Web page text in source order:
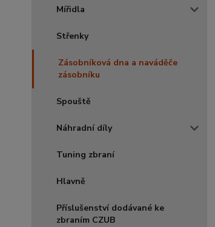
Mířidla
Střenky
Zásobníková dna a naváděče
zásobníku
Spouště
Náhradní díly
Tuning zbraní
Hlavně
Příslušenství dodávané ke
zbraním CZUB